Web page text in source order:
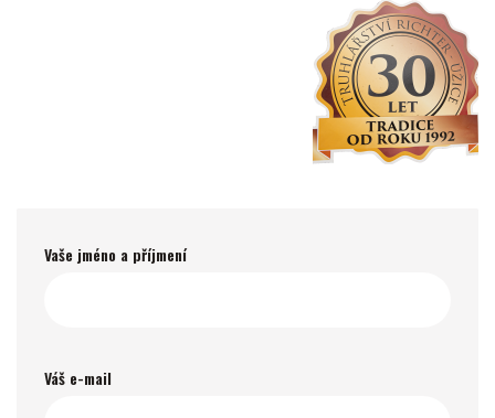
Vaše jméno a příjmení
Váš e-mail